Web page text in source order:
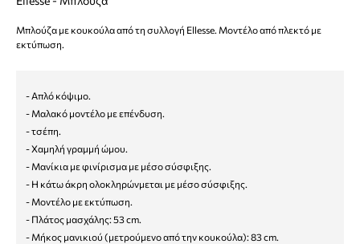
Μπλούζα με κουκούλα από τη συλλογή Ellesse. Μοντέλο από πλεκτό με
εκτύπωση.
- Απλό κόψιμο.
- Μαλακό μοντέλο με επένδυση.
- τσέπη.
- Χαμηλή γραμμή ώμου.
- Μανίκια με φινίρισμα με μέσο σύσφιξης.
- Η κάτω άκρη ολοκληρώνμεται με μέσο σύσφιξης.
- Μοντέλο με εκτύπωση.
- Πλάτος μασχάλης: 53 cm.
- Μήκος μανικιού (μετρούμενο από την κουκούλα): 83 cm.